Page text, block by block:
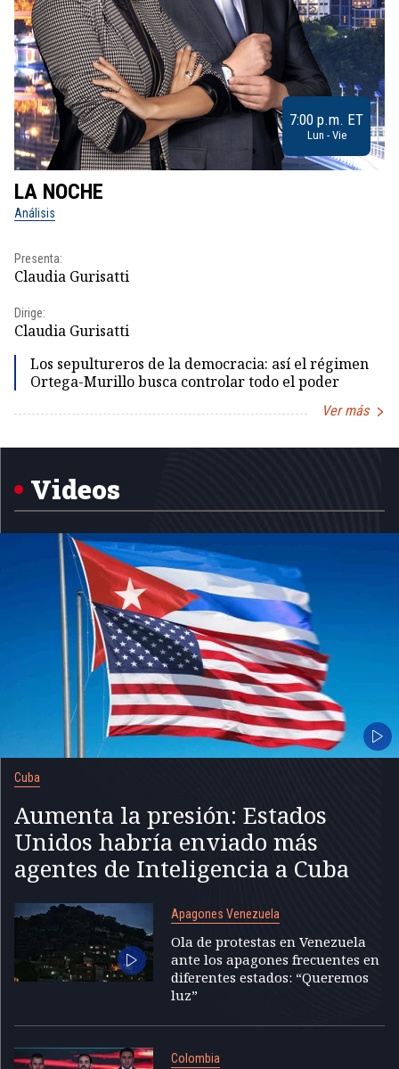
7:00 p.m. ET
Lun - Vie
LA NOCHE
Análisis
Presenta:
Claudia Gurisatti
Dirige:
Claudia Gurisatti
Los sepultureros de la democracia: así el régimen
Ortega-Murillo busca controlar todo el poder
Ver más
Videos
Cuba
Aumenta la presión: Estados
Unidos habría enviado más
agentes de Inteligencia a Cuba
Apagones Venezuela
Ola de protestas en Venezuela
ante los apagones frecuentes en
diferentes estados: “Queremos
luz”
Colombia